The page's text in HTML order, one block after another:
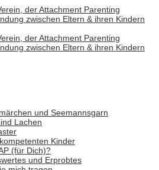
und Seemannsgarn
Lachen
Kinder
(für Dich)?
und Erprobtes